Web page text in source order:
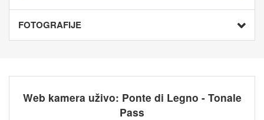
FOTOGRAFIJE
Web kamera uživo: Ponte di Legno - Tonale
Pass